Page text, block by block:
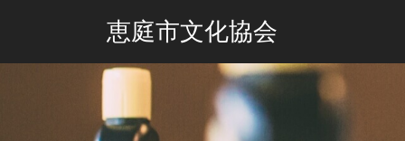
恵庭市文化協会